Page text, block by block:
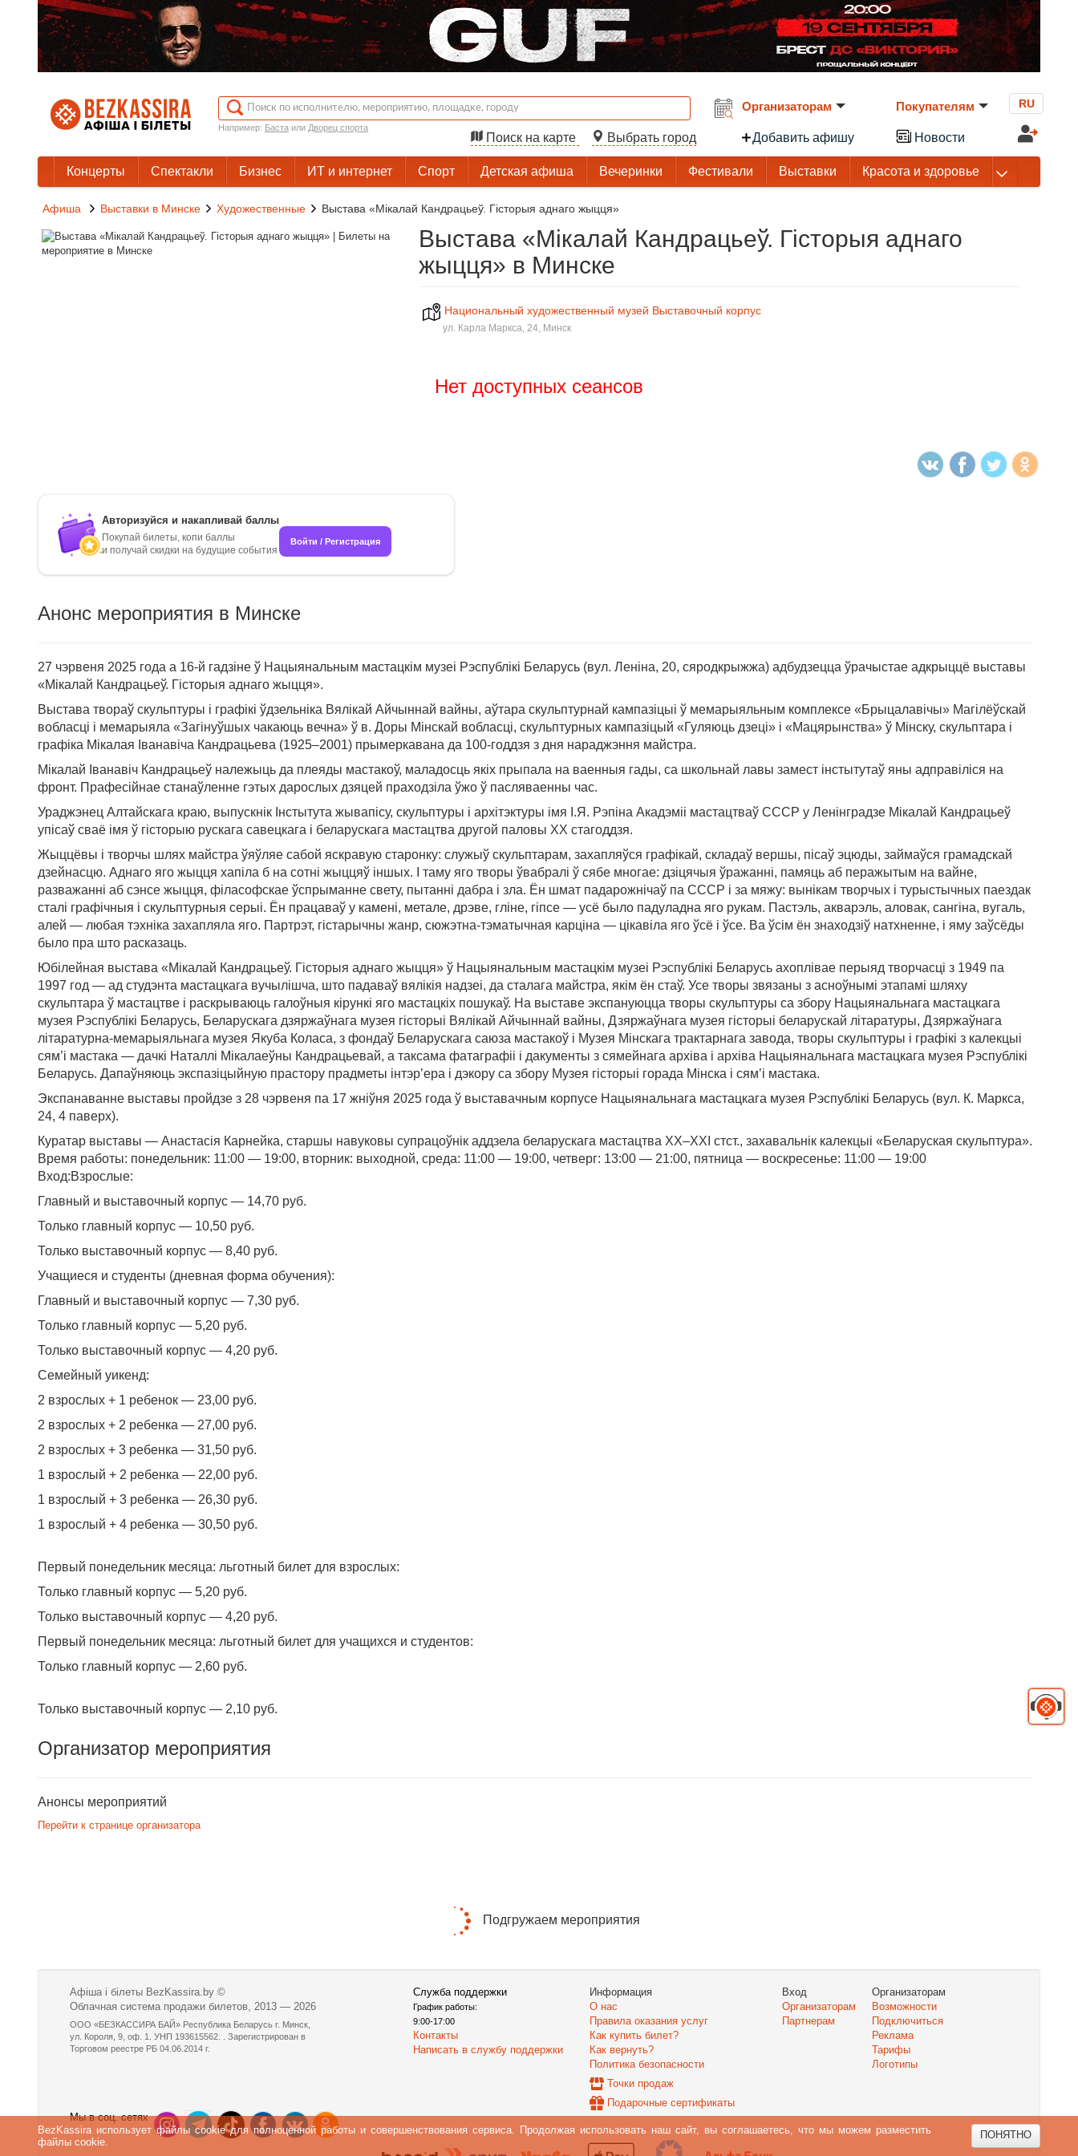
BezKassira использует файлы cookie для полноценной работы и совершенствования сервиса. Продолжая использовать наш сайт, вы соглашаетесь, что мы можем разместить
файлы cookie.
ПОНЯТНО
Например: Бастаили Дворец спорта
Поиск на карте Выбрать город
Организаторам
Добавить афишу
Покупателям
Новости
RU
Концерты Спектакли Бизнес ИТ и интернет Спорт Детская афиша Вечеринки Фестивали Выставки Красота и здоровье
Афиша Выставки в Минске Художественные Выстава «Мікалай Кандрацьеў. Гісторыя аднаго жыцця»
Выстава «Мікалай Кандрацьеў. Гісторыя аднаго
жыцця» в Минске
Национальный художественный музей Выставочный корпус
ул. Карла Маркса, 24, Минск
Нет доступных сеансов
Авторизуйся и накапливай баллы
Покупай билеты, копи баллы
и получай скидки на будущие события
Войти / Регистрация
Анонс мероприятия в Минске
27 чэрвеня 2025 года а 16-й гадзіне ў Нацыянальным мастацкім музеі Рэспублікі Беларусь (вул. Леніна, 20, сяродкрыжжа) адбудзецца ўрачыстае адкрыццё выставы
«Мікалай Кандрацьеў. Гісторыя аднаго жыцця».
Выстава твораў скульптуры і графікі ўдзельніка Вялікай Айчыннай вайны, аўтара скульптурнай кампазіцыі ў мемарыяльным комплексе «Брыцалавічы» Магілёўскай
вобласці і мемарыяла «Загінуўшых чакаюць вечна» ў в. Доры Мінскай вобласці, скульптурных кампазіцый «Гуляюць дзеці» і «Мацярынства» ў Мінску, скульптара і
графіка Мікалая Іванавіча Кандрацьева (1925–2001) прымеркавана да 100-годдзя з дня нараджэння майстра.
Мікалай Іванавіч Кандрацьеў належыць да плеяды мастакоў, маладосць якіх прыпала на ваенныя гады, са школьнай лавы замест інстытутаў яны адправіліся на
фронт. Прафесійнае станаўленне гэтых дарослых дзяцей праходзіла ўжо ў пасляваенны час.
Ураджэнец Алтайскага краю, выпускнік Інстытута жывапісу, скульптуры і архітэктуры імя І.Я. Рэпіна Акадэміі мастацтваў СССР у Ленінградзе Мікалай Кандрацьеў
упісаў сваё імя ў гісторыю рускага савецкага і беларускага мастацтва другой паловы XX стагоддзя.
Жыццёвы і творчы шлях майстра ўяўляе сабой яскравую старонку: служыў скульптарам, захапляўся графікай, складаў вершы, пісаў эцюды, займаўся грамадскай
дзейнасцю. Аднаго яго жыцця хапіла б на сотні жыццяў іншых. І таму яго творы ўвабралі ў сябе многае: дзіцячыя ўражанні, памяць аб перажытым на вайне,
разважанні аб сэнсе жыцця, філасофскае ўспрыманне свету, пытанні дабра і зла. Ён шмат падарожнічаў па СССР і за мяжу: вынікам творчых і турыстычных паездак
сталі графічныя і скульптурныя серыі. Ён працаваў у камені, метале, дрэве, гліне, гіпсе — усё было падуладна яго рукам. Пастэль, акварэль, аловак, сангіна, вугаль,
алей — любая тэхніка захапляла яго. Партрэт, гістарычны жанр, сюжэтна-тэматычная карціна — цікавіла яго ўсё і ўсе. Ва ўсім ён знаходзіў натхненне, і яму заўсёды
было пра што расказаць.
Юбілейная выстава «Мікалай Кандрацьеў. Гісторыя аднаго жыцця» ў Нацыянальным мастацкім музеі Рэспублікі Беларусь ахоплівае перыяд творчасці з 1949 па
1997 год — ад студэнта мастацкага вучылішча, што падаваў вялікія надзеі, да сталага майстра, якім ён стаў. Усе творы звязаны з асноўнымі этапамі шляху
скульптара ў мастацтве і раскрываюць галоўныя кірункі яго мастацкіх пошукаў. На выставе экспануюцца творы скульптуры са збору Нацыянальнага мастацкага
музея Рэспублікі Беларусь, Беларускага дзяржаўнага музея гісторыі Вялікай Айчыннай вайны, Дзяржаўнага музея гісторыі беларускай літаратуры, Дзяржаўнага
літаратурна-мемарыяльнага музея Якуба Коласа, з фондаў Беларускага саюза мастакоў і Музея Мінскага трактарнага завода, творы скульптуры і графікі з калекцыі
сям’і мастака — дачкі Наталлі Мікалаеўны Кандрацьевай, а таксама фатаграфіі і дакументы з сямейнага архіва і архіва Нацыянальнага мастацкага музея Рэспублікі
Беларусь. Дапаўняюць экспазіцыйную прастору прадметы інтэр’ера і дэкору са збору Музея гісторыі горада Мінска і сям’і мастака.
Экспанаванне выставы пройдзе з 28 чэрвеня па 17 жніўня 2025 года ў выставачным корпусе Нацыянальнага мастацкага музея Рэспублікі Беларусь (вул. К. Маркса,
24, 4 паверх).
Куратар выставы — Анастасія Карнейка, старшы навуковы супрацоўнік аддзела беларускага мастацтва XX–XXI стст., захавальнік калекцыі «Беларуская скульптура».
Время работы: понедельник: 11:00 — 19:00, вторник: выходной, среда: 11:00 — 19:00, четверг: 13:00 — 21:00, пятница — воскресенье: 11:00 — 19:00
Вход:Взрослые:
Главный и выставочный корпус — 14,70 руб.
Только главный корпус — 10,50 руб.
Только выставочный корпус — 8,40 руб.
Учащиеся и студенты (дневная форма обучения):
Главный и выставочный корпус — 7,30 руб.
Только главный корпус — 5,20 руб.
Только выставочный корпус — 4,20 руб.
Семейный уикенд:
2 взрослых + 1 ребенок — 23,00 руб.
2 взрослых + 2 ребенка — 27,00 руб.
2 взрослых + 3 ребенка — 31,50 руб.
1 взрослый + 2 ребенка — 22,00 руб.
1 взрослый + 3 ребенка — 26,30 руб.
1 взрослый + 4 ребенка — 30,50 руб.
Первый понедельник месяца: льготный билет для взрослых:
Только главный корпус — 5,20 руб.
Только выставочный корпус — 4,20 руб.
Первый понедельник месяца: льготный билет для учащихся и студентов:
Только главный корпус — 2,60 руб.
Только выставочный корпус — 2,10 руб.
Организатор мероприятия
Анонсы мероприятий
Перейти к странице организатора
Подгружаем мероприятия
Афіша і білеты BezKassira.by ©
Облачная система продажи билетов, 2013 — 2026
ООО «БЕЗКАССИРА БАЙ» Республика Беларусь г. Минск,
ул. Короля, 9, оф. 1. УНП 193615562. . Зарегистрирован в
Торговом реестре РБ 04.06.2014 г.
Служба поддержки
График работы:
9:00-17:00
Контакты
Написать в службу поддержки
Информация
О нас
Правила оказания услуг
Как купить билет?
Как вернуть?
Политика безопасности
Точки продаж
Подарочные сертификаты
Вход
Организаторам
Партнерам
Организаторам
Возможности
Подключиться
Реклама
Тарифы
Логотипы
Мы в соц. сетях